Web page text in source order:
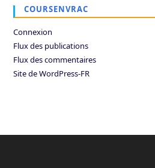
COURSENVRAC
Connexion
Flux des publications
Flux des commentaires
Site de WordPress-FR